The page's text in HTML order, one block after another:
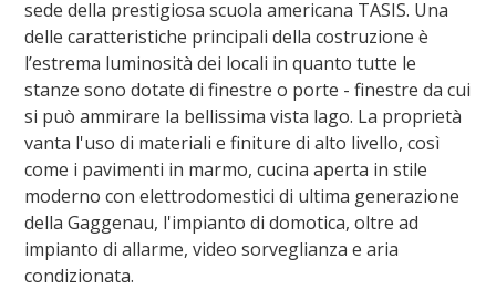
sede della prestigiosa scuola americana TASIS. Una
delle caratteristiche principali della costruzione è
l’estrema luminosità dei locali in quanto tutte le
stanze sono dotate di finestre o porte - finestre da cui
si può ammirare la bellissima vista lago. La proprietà
vanta l'uso di materiali e finiture di alto livello, così
come i pavimenti in marmo, cucina aperta in stile
moderno con elettrodomestici di ultima generazione
della Gaggenau, l'impianto di domotica, oltre ad
impianto di allarme, video sorveglianza e aria
condizionata.